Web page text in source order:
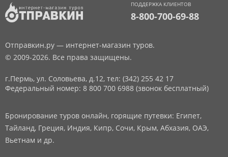
ПОДДЕРЖКА КЛИЕНТОВ
8-800-700-69-88
Отправкин.ру — интернет-магазин туров.
© 2009-2026. Все права защищены.
г.Пермь, ул. Соловьева, д.12, тел: (342) 255 42 17
Федеральный номер: 8 800 700 6988 (звонок бесплатный)
Бронирование туров онлайн, горящие путевки: Египет,
Тайланд, Греция, Индия, Кипр, Сочи, Крым, Абхазия, ОАЭ,
Вьетнам и др.